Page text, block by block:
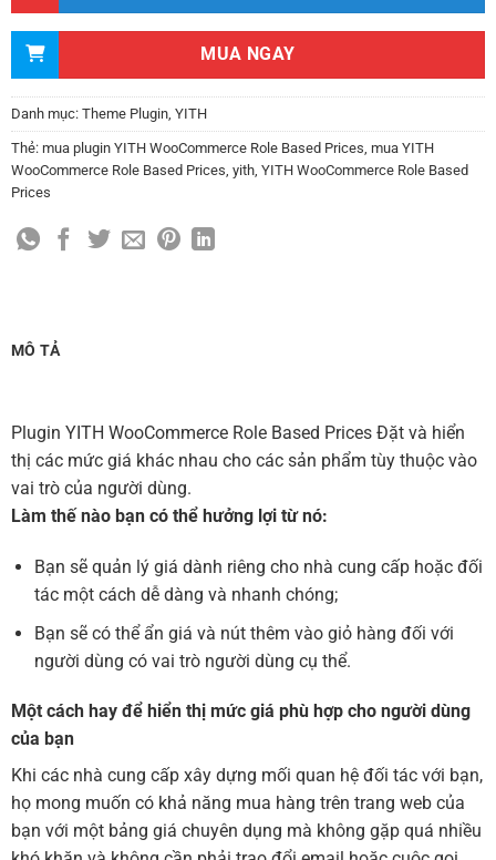
MUA NGAY
Danh mục: Theme Plugin YITH
Thẻ: mua plugin YITH WooCommerce Role Based Prices mua YITH
WooCommerce Role Based Prices yith YITH WooCommerce Role Based
Prices
MÔ TẢ
Plugin YITH WooCommerce Role Based Prices Đặt và hiển
thị các mức giá khác nhau cho các sản phẩm tùy thuộc vào
vai trò của người dùng.
Làm thế nào bạn có thể hưởng lợi từ nó:
Bạn sẽ quản lý giá dành riêng cho nhà cung cấp hoặc đối
tác một cách dễ dàng và nhanh chóng;
Bạn sẽ có thể ẩn giá và nút thêm vào giỏ hàng đối với
người dùng có vai trò người dùng cụ thể.
Một cách hay để hiển thị mức giá phù hợp cho người dùng
của bạn
Khi các nhà cung cấp xây dựng mối quan hệ đối tác với bạn,
họ mong muốn có khả năng mua hàng trên trang web của
bạn với một bảng giá chuyên dụng mà không gặp quá nhiều